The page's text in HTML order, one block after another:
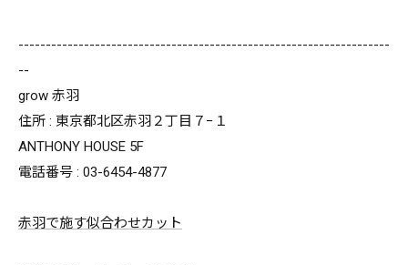
--------------------------------------------------------------------
--
grow 赤羽
住所 : 東京都北区赤羽２丁目７−１
ANTHONY HOUSE 5F
電話番号 : 03-6454-4877
赤羽で施す似合わせカット